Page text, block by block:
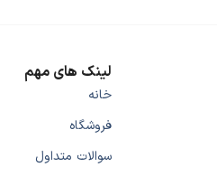
لینک های مهم
خانه
فروشگاه
سوالات متداول